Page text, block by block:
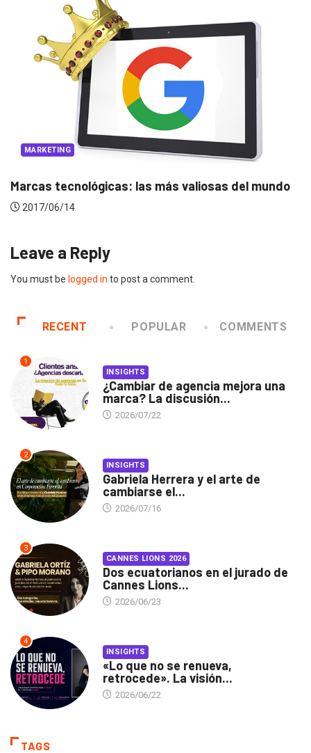
MARKETING
Marcas tecnológicas: las más valiosas del mundo
2017/06/14
Leave a Reply
You must be logged in to post a comment.
RECENT POPULAR COMMENTS
1
INSIGHTS
¿Cambiar de agencia mejora una
marca? La discusión...
2026/07/22
2
INSIGHTS
Gabriela Herrera y el arte de
cambiarse el...
2026/07/16
3
CANNES LIONS 2026
Dos ecuatorianos en el jurado de
Cannes Lions...
2026/06/23
4
INSIGHTS
«Lo que no se renueva,
retrocede». La visión...
2026/06/22
TAGS